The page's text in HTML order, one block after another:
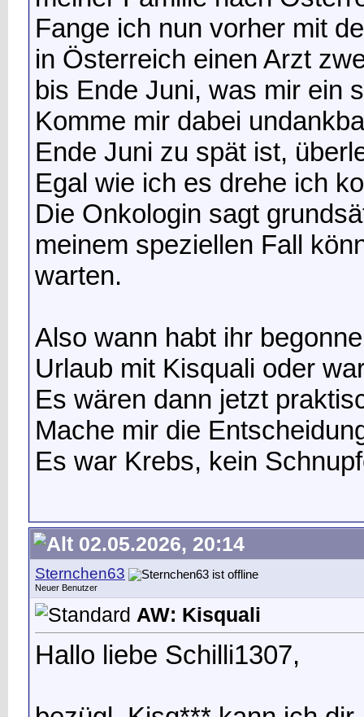
Fange ich nun vorher mit
in Österreich einen Arzt
bis Ende Juni, was mir ein
Komme mir dabei
Ende Juni zu spät ist,
Egal wie ich es drehe ich
Die Onkologin sagt
meinem speziellen Fall
warten.
Also wann habt ihr
Urlaub mit Kisquali oder
Es wären dann jetzt
Mache mir die
Es war Krebs, kein
02.05.2026, 20:14
Sternchen63
Neuer Benutzer
AW: Kisquali
Hallo liebe Schilli1307,